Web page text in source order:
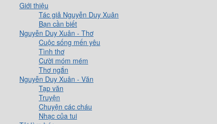
Giới thiệu
Tác giả Nguyễn Duy Xuân
Bạn cần biết
Nguyễn Duy Xuân - Thơ
Cuộc sống mến yêu
Tình thơ
Cười móm mém
Thơ ngắn
Nguyễn Duy Xuân - Văn
Tạp văn
Truyện
Chuyện các cháu
Nhạc của tui